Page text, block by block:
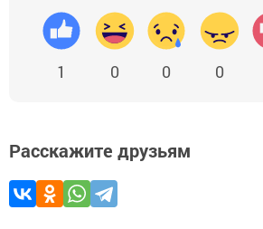
1 0 0 0
Расскажите друзьям